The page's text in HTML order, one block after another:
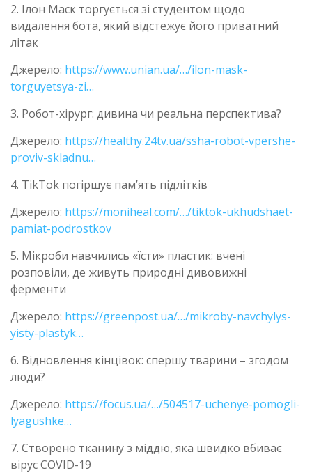
2. Ілон Маск торгується зі студентом щодо
видалення бота, який відстежує його приватний
літак
Джерело: https://www.unian.ua/…/ilon-mask-
torguyetsya-zi…
3. Робот-хірург: дивина чи реальна перспектива?
Джерело: https://healthy.24tv.ua/ssha-robot-vpershe-
proviv-skladnu…
4. TikTok погіршує пам’ять підлітків
Джерело: https://moniheal.com/…/tiktok-ukhudshaet-
pamiat-podrostkov
5. Мікроби навчились «їсти» пластик: вчені
розповіли, де живуть природні дивовижні
ферменти
Джерело: https://greenpost.ua/…/mikroby-navchylys-
yisty-plastyk…
6. Відновлення кінцівок: спершу тварини – згодом
люди?
Джерело: https://focus.ua/…/504517-uchenye-pomogli-
lyagushke…
7. Створено тканину з міддю, яка швидко вбиває
вірус COVID-19